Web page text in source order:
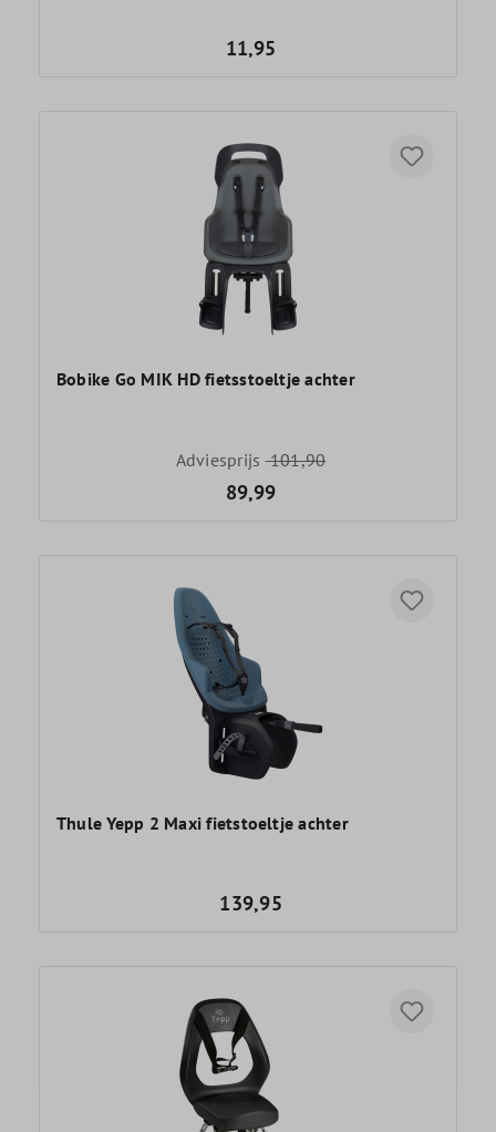
11,95
Bobike Go MIK HD fietsstoeltje achter
Adviesprijs101,90
89,99
Thule Yepp 2 Maxi fietstoeltje achter
139,95